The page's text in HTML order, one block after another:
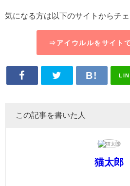
気になる方は以下のサイトからチ
⇒アイウルルをサイト
この記事を書いた人
猫太郎